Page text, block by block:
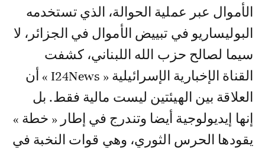
الأموال عبر عملية الحوالة، الذي تستخدمه
البوليساريو في تبييض الأموال في الجزائر، لا
سيما لصالح حزب الله اللبناني، كشفت
القناة الإخبارية الإسرائيلية « I24News » أن
العلاقة بين الهيئتين ليست مالية فقط. بل
إنها إيديولوجية أيضا وتندرج في إطار « خطة »
يقودها الحرس الثوري، وهي قوات النخبة في